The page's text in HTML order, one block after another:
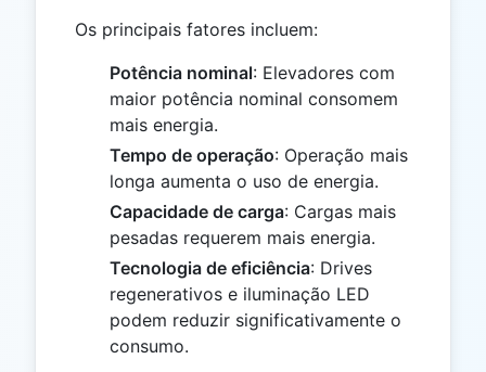
Os principais fatores incluem:
Potência nominal: Elevadores com
maior potência nominal consomem
mais energia.
Tempo de operação: Operação mais
longa aumenta o uso de energia.
Capacidade de carga: Cargas mais
pesadas requerem mais energia.
Tecnologia de eficiência: Drives
regenerativos e iluminação LED
podem reduzir significativamente o
consumo.